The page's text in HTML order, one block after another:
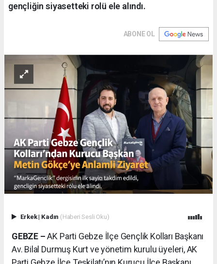
gençliğin siyasetteki rolü ele alındı.
ABONE OL
Erkek| Kadın (Haberi Sesli Oku)
GEBZE –AK Parti Gebze İlçe Gençlik Kolları Başkanı
Av. Bilal Durmuş Kurt ve yönetim kurulu üyeleri, AK